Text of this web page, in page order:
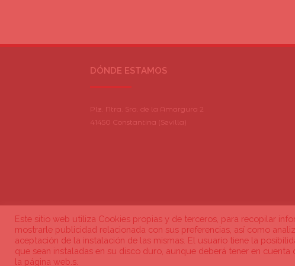
DÓNDE ESTAMOS
Plz. Ntra. Sra. de la Amargura 2
41450 Constantina (Sevilla)
Condiciones de uso Política de cookies ·
Este sitio web utiliza Cookies propias y de terceros, para recopilar
mostrarle publicidad relacionada con sus preferencias, así como
aceptación de la instalación de las mismas. El usuario tiene la
que sean instaladas en su disco duro, aunque deberá tener en
la página web.s.